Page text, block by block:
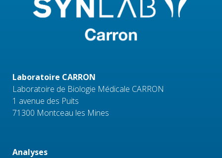
Laboratoire CARRON
Laboratoire de Biologie Médicale CARRON
1 avenue des Puits
71300 Montceau les Mines
Analyses